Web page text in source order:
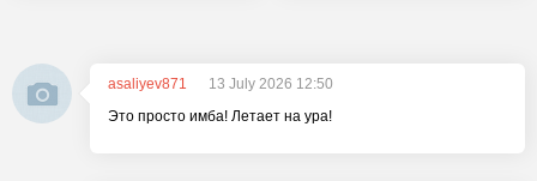
asaliyev871
13 July 2026 12:50
Это просто имба! Летает на ура!